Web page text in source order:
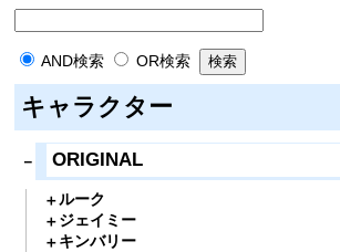
AND検索 OR検索
キャラクター
ORIGINAL
ルーク
ジェイミー
キンバリー